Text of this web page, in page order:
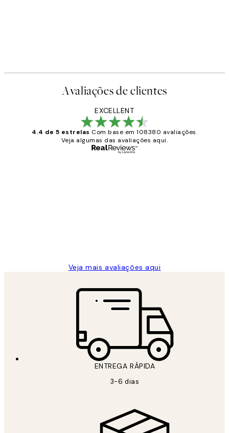
Avaliações de clientes
EXCELLENT
4.4 de 5 estrelas Com base em 108380 avaliações.
Veja algumas das avaliações aqui.
Veja mais avaliações aqui
ENTREGA RÁPIDA
3-6 dias